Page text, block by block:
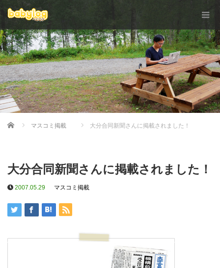
Home マスコミ掲載 大分合同新聞さんに掲載されました！
大分合同新聞さんに掲載されました！
2007.05.29 マスコミ掲載